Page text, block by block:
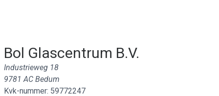
Bol Glascentrum B.V.
Industrieweg 18
9781 AC Bedum
Kvk-nummer: 59772247